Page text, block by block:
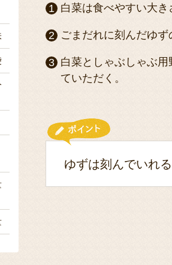
白菜は食べやすい大き
ごまだれに刻んだゆ
白菜としゃぶしゃぶ
ていただく。
ゆずは刻んでいれ